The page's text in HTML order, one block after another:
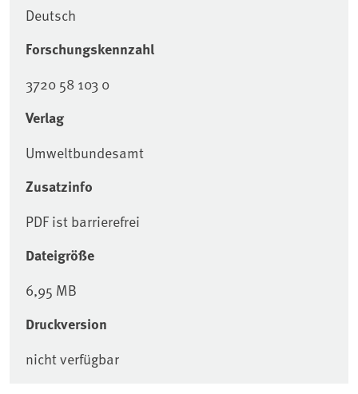
Deutsch
Forschungskennzahl
3720 58 103 0
Verlag
Umweltbundesamt
Zusatzinfo
PDF ist barrierefrei
Dateigröße
6,95 MB
Druckversion
nicht verfügbar